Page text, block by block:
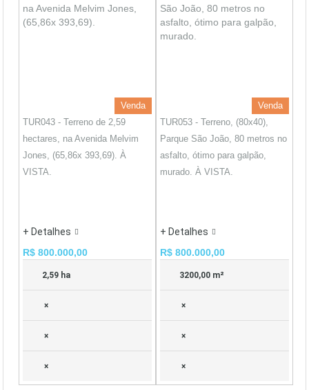
Venda
TUR043 - Terreno de 2,59
hectares, na Avenida Melvim
Jones, (65,86x 393,69). À
VISTA.
+ Detalhes
R$ 800.000,00
2,59 ha
×
×
×
Venda
TUR053 - Terreno, (80x40),
Parque São João, 80 metros no
asfalto, ótimo para galpão,
murado. À VISTA.
+ Detalhes
R$ 800.000,00
3200,00 m²
×
×
×